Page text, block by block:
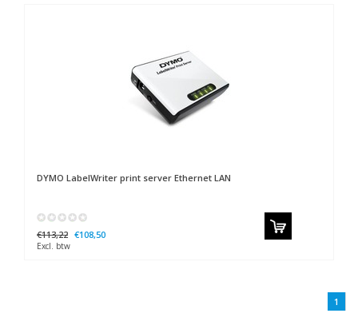
DYMO LabelWriter print server Ethernet LAN
€113,22 €108,50
Excl. btw
1